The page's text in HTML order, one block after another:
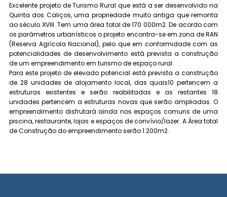
Excelente projeto de Turismo Rural que está a ser desenvolvido na
Quinta dos Caliços, uma propriedade muito antiga que remonta
ao século XVIII. Tem uma área total de 170 000m2. De acordo com
os parâmetros urbanísticos o projeto encontra-se em zona de RAN
(Reserva Agrícola Nacional), pelo que em conformidade com as
potencialidades de desenvolvimento está prevista a construção
de um empreendimento em turismo de espaço rural.
Para este projeto de elevado potencial está prevista a construção
de 28 unidades de alojamento local, das quais10 pertencem a
estruturas existentes e serão reabilitadas e as restantes 18
unidades pertencem a estruturas novas que serão ampliadas. O
empreendimento disfrutará ainda nos espaços comuns de uma
piscina, restaurante, lojas e espaços de convívio/lazer. A Área total
de Construção do empreendimento serão 1 200m2.